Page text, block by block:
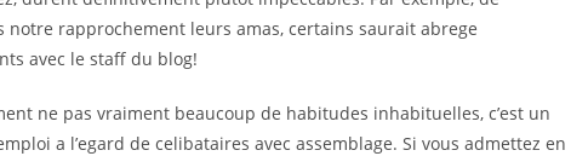
notre rapprochement leurs amas, certains saurait abrege
avec le staff du blog!
ne pas vraiment beaucoup de habitudes inhabituelles, c’est un
a l’egard de celibataires avec assemblage. Si vous admettez en